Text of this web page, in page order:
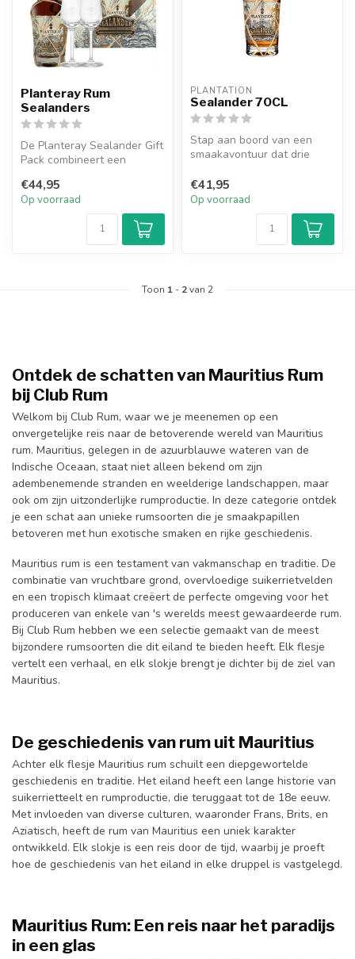
Planteray Rum
Sealanders
De Planteray Sealander Gift
Pack combineert een
Barbados,...
€44,95
Op voorraad
PLANTATION
Sealander 70CL
Stap aan boord van een
smaakavontuur dat drie
samenbreng...
€41,95
Op voorraad
Toon 1 - 2van 2
Ontdek de schatten van Mauritius Rum
bij Club Rum
Welkom bij Club Rum, waar we je meenemen op een
onvergetelijke reis naar de betoverende wereld van Mauritius
rum. Mauritius, gelegen in de azuurblauwe wateren van de
Indische Oceaan, staat niet alleen bekend om zijn
adembenemende stranden en weelderige landschappen, maar
ook om zijn uitzonderlijke rumproductie. In deze categorie ontdek
je een schat aan unieke rumsoorten die je smaakpapillen
betoveren met hun exotische smaken en rijke geschiedenis.
Mauritius rum is een testament van vakmanschap en traditie. De
combinatie van vruchtbare grond, overvloedige suikerrietvelden
en een tropisch klimaat creëert de perfecte omgeving voor het
produceren van enkele van 's werelds meest gewaardeerde rum.
Bij Club Rum hebben we een selectie gemaakt van de meest
bijzondere rumsoorten die dit eiland te bieden heeft. Elk flesje
vertelt een verhaal, en elk slokje brengt je dichter bij de ziel van
Mauritius.
De geschiedenis van rum uit Mauritius
Achter elk flesje Mauritius rum schuilt een diepgewortelde
geschiedenis en traditie. Het eiland heeft een lange historie van
suikerrietteelt en rumproductie, die teruggaat tot de 18e eeuw.
Met invloeden van diverse culturen, waaronder Frans, Brits, en
Aziatisch, heeft de rum van Mauritius een uniek karakter
ontwikkeld. Elk slokje is een reis door de tijd, waarbij je proeft
hoe de geschiedenis van het eiland in elke druppel is vastgelegd.
Mauritius Rum: Een reis naar het paradijs
in een glas